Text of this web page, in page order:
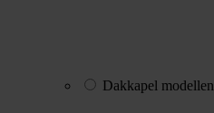
Dakkapel modellen